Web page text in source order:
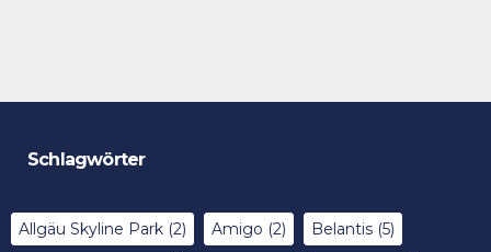
Schlagwörter
Allgäu Skyline Park (2) Amigo (2) Belantis (5)